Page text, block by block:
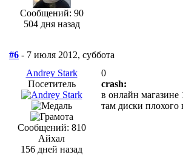
Сообщений: 90
504 дня назад
#6 - 7 июля 2012, суббота
Andrey Stark
Посетитель
Сообщений: 810
Айхал
156 дней назад
0
crash:
в онлайн
там диски плохого